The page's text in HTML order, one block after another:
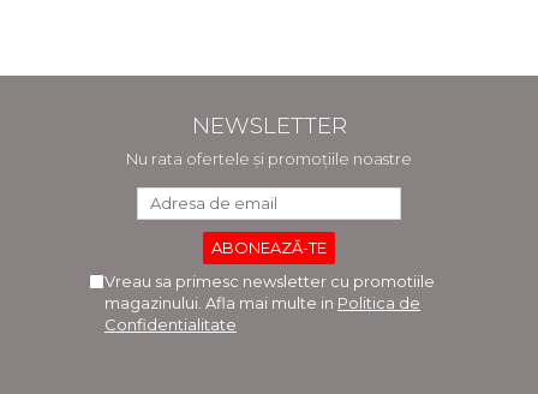
NEWSLETTER
Nu rata ofertele și promoțiile noastre
Vreau sa primesc newsletter cu promotiile
magazinului. Afla mai multe in Politica de
Confidentialitate